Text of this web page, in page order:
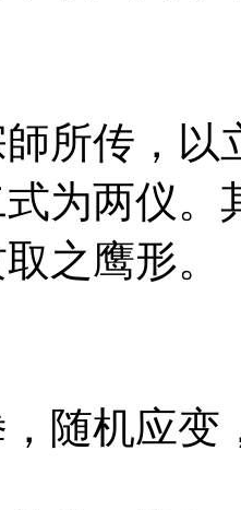
传，以
为两仪。
之鹰形。
机应变